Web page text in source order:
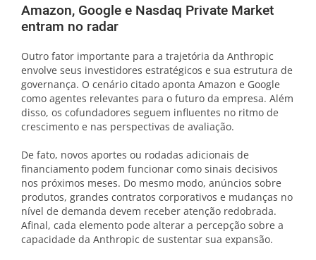
Amazon, Google e Nasdaq Private Market
entram no radar
Outro fator importante para a trajetória da Anthropic
envolve seus investidores estratégicos e sua estrutura de
governança. O cenário citado aponta Amazon e Google
como agentes relevantes para o futuro da empresa. Além
disso, os cofundadores seguem influentes no ritmo de
crescimento e nas perspectivas de avaliação.
De fato, novos aportes ou rodadas adicionais de
financiamento podem funcionar como sinais decisivos
nos próximos meses. Do mesmo modo, anúncios sobre
produtos, grandes contratos corporativos e mudanças no
nível de demanda devem receber atenção redobrada.
Afinal, cada elemento pode alterar a percepção sobre a
capacidade da Anthropic de sustentar sua expansão.